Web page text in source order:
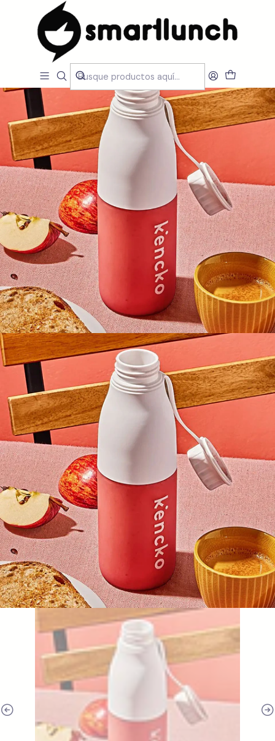
CARACTERISTICAS
Garrafa Shaker Kencko 350 ml